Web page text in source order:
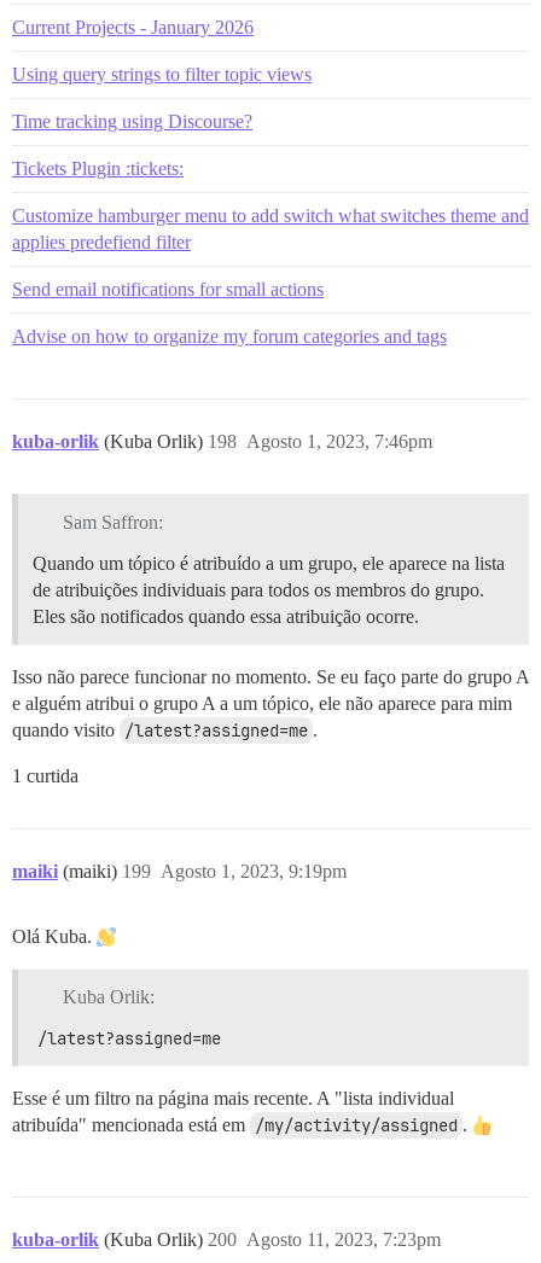
Current Projects - January 2026
Using query strings to filter topic views
Time tracking using Discourse?
Tickets Plugin :tickets:
Customize hamburger menu to add switch what switches theme and
applies predefiend filter
Send email notifications for small actions
Advise on how to organize my forum categories and tags
kuba-orlik (Kuba Orlik) Agosto 1, 2023, 7:46pm
198
Sam Saffron:
Quando um tópico é atribuído a um grupo, ele aparece na lista
de atribuições individuais para todos os membros do grupo.
Eles são notificados quando essa atribuição ocorre.
Isso não parece funcionar no momento. Se eu faço parte do grupo A
e alguém atribui o grupo A a um tópico, ele não aparece para mim
quando visito /latest?assigned=me .
1 curtida
maiki (maiki) Agosto 1, 2023, 9:19pm
199
Olá Kuba.
Kuba Orlik:
/latest?assigned=me
Esse é um filtro na página mais recente. A "lista individual
atribuída" mencionada está em /my/activity/assigned .
kuba-orlik (Kuba Orlik) Agosto 11, 2023, 7:23pm
200